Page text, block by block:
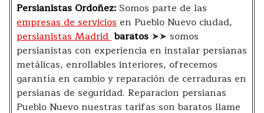
Persianistas Ordoñez: Somos parte de las
empresas de servicios en Pueblo Nuevo ciudad,
persianistas Madridbaratos ➤➤ somos
persianistas con experiencia en instalar persianas
metálicas, enrollables interiores, ofrecemos
garantía en cambio y reparación de cerraduras en
persianas de seguridad. Reparacion persianas
Pueblo Nuevo nuestras tarifas son baratos llame